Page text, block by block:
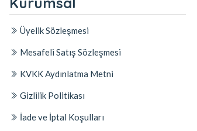
Üyelik Sözleşmesi
Mesafeli Satış Sözleşmesi
KVKK Aydınlatma Metni
Gizlilik Politikası
İade ve İptal Koşulları